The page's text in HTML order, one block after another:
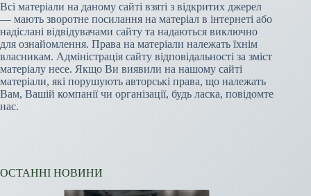
Всі матеріали на даному сайті взяті з відкритих джерел
— мають зворотне посилання на матеріал в інтернеті або
надіслані відвідувачами сайту та надаються виключно
для ознайомлення. Права на матеріали належать їхнім
власникам. Адміністрація сайту відповідальності за зміст
матеріалу несе. Якщо Ви виявили на нашому сайті
матеріали, які порушують авторські права, що належать
Вам, Вашій компанії чи організації, будь ласка, повідомте
нас.
ОСТАННІ НОВИНИ